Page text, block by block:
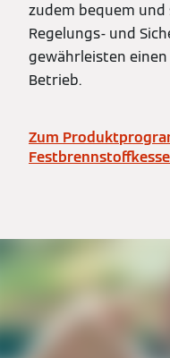
zudem bequem
Regelungs- und
gewährleisten
Betrieb.
Zum
Festbrennstoffkessel